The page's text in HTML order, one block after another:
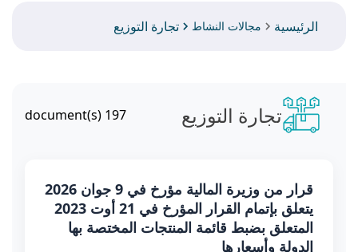
الرئيسية مجالات النشاط تجارة التوزيع
تجارة التوزيع 197
قرار من وزيرة المالية مؤرخ في 9 جوان 2026
يتعلق بإتمام القرار المؤرخ في 21 أوت 2023
المتعلق بضبط قائمة المنتجات المختصة بها
الدولة وأسعارها